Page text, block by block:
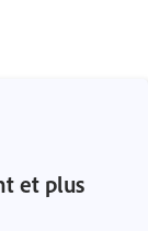
et plus